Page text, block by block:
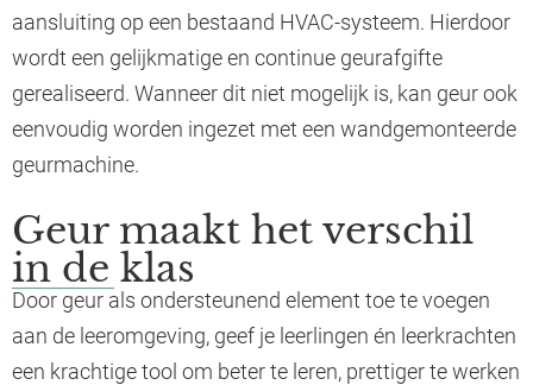
aansluiting op een bestaand HVAC-systeem. Hierdoor
wordt een gelijkmatige en continue geurafgifte
gerealiseerd. Wanneer dit niet mogelijk is, kan geur ook
eenvoudig worden ingezet met een wandgemonteerde
geurmachine.
Geur maakt het verschil
in de klas
Door geur als ondersteunend element toe te voegen
aan de leeromgeving, geef je leerlingen én leerkrachten
een krachtige tool om beter te leren, prettiger te werken